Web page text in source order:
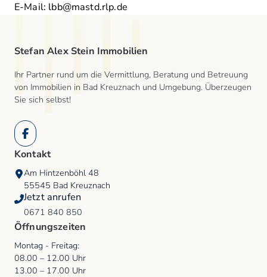
E-Mail: lbb@mastd.rlp.de
Stefan Alex Stein Immobilien
Ihr Partner rund um die Vermittlung, Beratung und Betreuung
von Immobilien in Bad Kreuznach und Umgebung. Überzeugen
Sie sich selbst!
Facebook
Kontakt
Am Hintzenböhl 48
55545 Bad Kreuznach
Jetzt anrufen
0671 840 850
Öffnungszeiten
Montag - Freitag:
08.00 – 12.00 Uhr
13.00 – 17.00 Uhr